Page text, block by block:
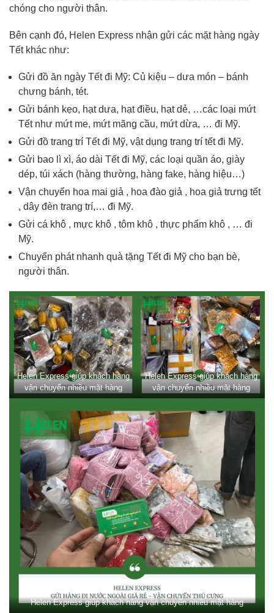
chóng cho người thân.
Bên cạnh đó, Helen Express nhận gửi các mặt hàng ngày
Tết khác như:
Gửi đồ ăn ngày Tết đi Mỹ: Củ kiệu – dưa món – bánh
chưng bánh, tét.
Gửi bánh kẹo, hạt dưa, hạt điều, hạt dẻ, …các loại mứt
Tết như mứt me, mứt mãng cầu, mứt dừa, … đi Mỹ.
Gửi đồ trang trí Tết đi Mỹ, vật dụng trang trí tết đi Mỹ.
Gửi bao lì xì, áo dài Tết đi Mỹ, các loại quần áo, giày
dép, túi xách (hàng thường, hàng fake, hàng hiệu…)
Vận chuyển hoa mai giả , hoa đào giả , hoa giả trưng tết
, dây đèn trang trí,… đi Mỹ.
Gửi cá khô , mực khô , tôm khô , thực phẩm khô , … đi
Mỹ.
Chuyển phát nhanh quà tặng Tết đi Mỹ cho bạn bè,
người thân.
Helen Express giúp khách hàng
vận chuyển nhiều mặt hàng
Helen Express giúp khách hàng
vận chuyển nhiều mặt hàng
Helen Express giúp khách hàng vận chuyển nhiều mặt hàng